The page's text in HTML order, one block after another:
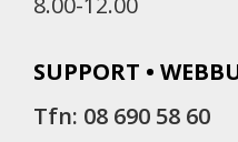
SUPPORT •
Tfn: 08 690 58 60